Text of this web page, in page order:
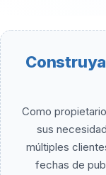
Como
sus
múltiples
fechas de